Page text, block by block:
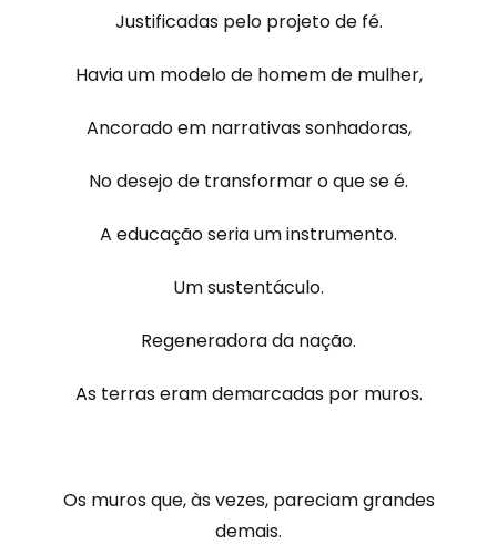
Justificadas pelo projeto de fé.
Havia um modelo de homem de mulher,
Ancorado em narrativas sonhadoras,
No desejo de transformar o que se é.
A educação seria um instrumento.
Um sustentáculo.
Regeneradora da nação.
As terras eram demarcadas por muros.
Os muros que, às vezes, pareciam grandes
demais.